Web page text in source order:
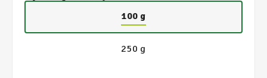
100 g
250 g